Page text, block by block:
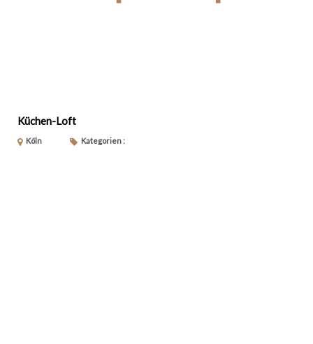
Küchen-Loft
Köln Kategorien :